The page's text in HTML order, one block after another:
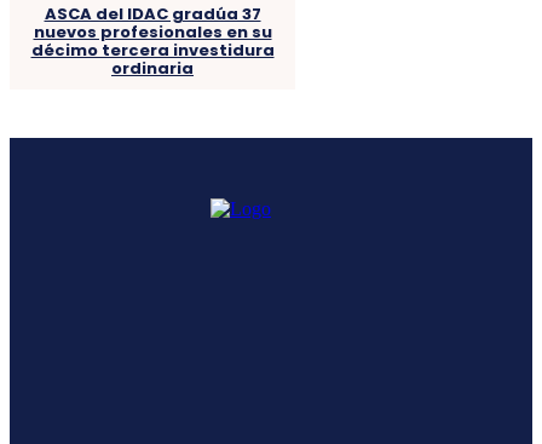
ASCA del IDAC gradúa 37
nuevos profesionales en su
décimo tercera investidura
ordinaria